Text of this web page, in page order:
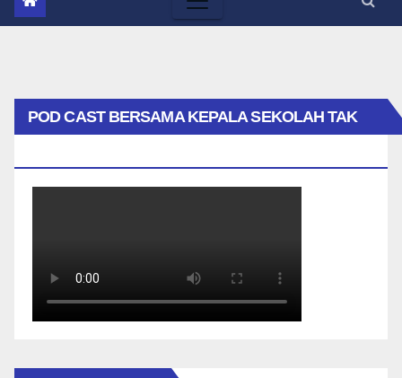
POD CAST BERSAMA KEPALA SEKOLAH TAK